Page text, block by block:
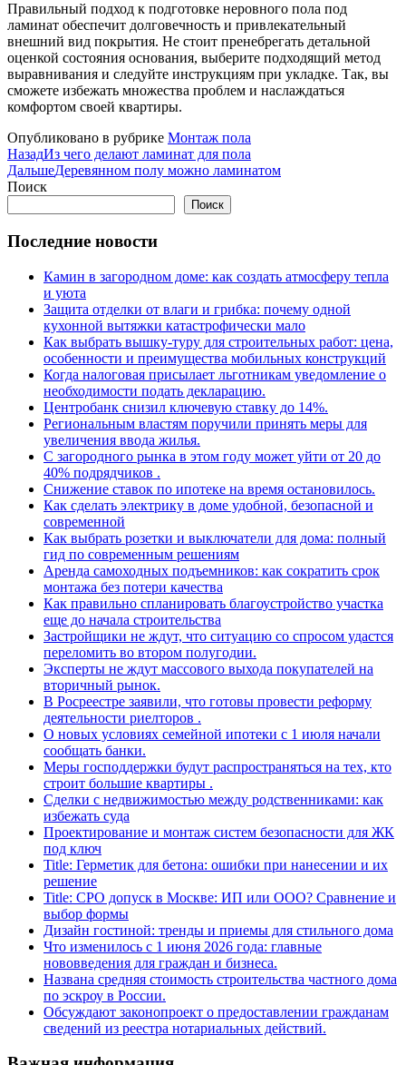
Правильный подход к подготовке неровного пола под
ламинат обеспечит долговечность и привлекательный
внешний вид покрытия. Не стоит пренебрегать детальной
оценкой состояния основания, выберите подходящий метод
выравнивания и следуйте инструкциям при укладке. Так, вы
сможете избежать множества проблем и наслаждаться
комфортом своей квартиры.
Опубликовано в рубрике Монтаж пола
НазадИз чего делают ламинат для пола
ДальшеДеревянном полу можно ламинатом
Поиск
Поиск
Последние новости
Камин в загородном доме: как создать атмосферу тепла
и уюта
Защита отделки от влаги и грибка: почему одной
кухонной вытяжки катастрофически мало
Как выбрать вышку-туру для строительных работ: цена,
особенности и преимущества мобильных конструкций
Когда налоговая присылает льготникам уведомление о
необходимости подать декларацию.
Центробанк снизил ключевую ставку до 14%.
Региональным властям поручили принять меры для
увеличения ввода жилья.
С загородного рынка в этом году может уйти от 20 до
40% подрядчиков .
Снижение ставок по ипотеке на время остановилось.
Как сделать электрику в доме удобной, безопасной и
современной
Как выбрать розетки и выключатели для дома: полный
гид по современным решениям
Аренда самоходных подъемников: как сократить срок
монтажа без потери качества
Как правильно спланировать благоустройство участка
еще до начала строительства
Застройщики не ждут, что ситуацию со спросом удастся
переломить во втором полугодии.
Эксперты не ждут массового выхода покупателей на
вторичный рынок.
В Росреестре заявили, что готовы провести реформу
деятельности риелторов .
О новых условиях семейной ипотеки с 1 июля начали
сообщать банки.
Меры господдержки будут распространяться на тех, кто
строит большие квартиры .
Сделки с недвижимостью между родственниками: как
избежать суда
Проектирование и монтаж систем безопасности для ЖК
под ключ
Title: Герметик для бетона: ошибки при нанесении и их
решение
Title: СРО допуск в Москве: ИП или ООО? Сравнение и
выбор формы
Дизайн гостиной: тренды и приемы для стильного дома
Что изменилось с 1 июня 2026 года: главные
нововведения для граждан и бизнеса.
Названа средняя стоимость строительства частного дома
по эскроу в России.
Обсуждают законопроект о предоставлении гражданам
сведений из реестра нотариальных действий.